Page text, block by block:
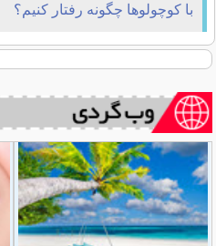
با کوچولوها چگونه رفتار کنیم؟